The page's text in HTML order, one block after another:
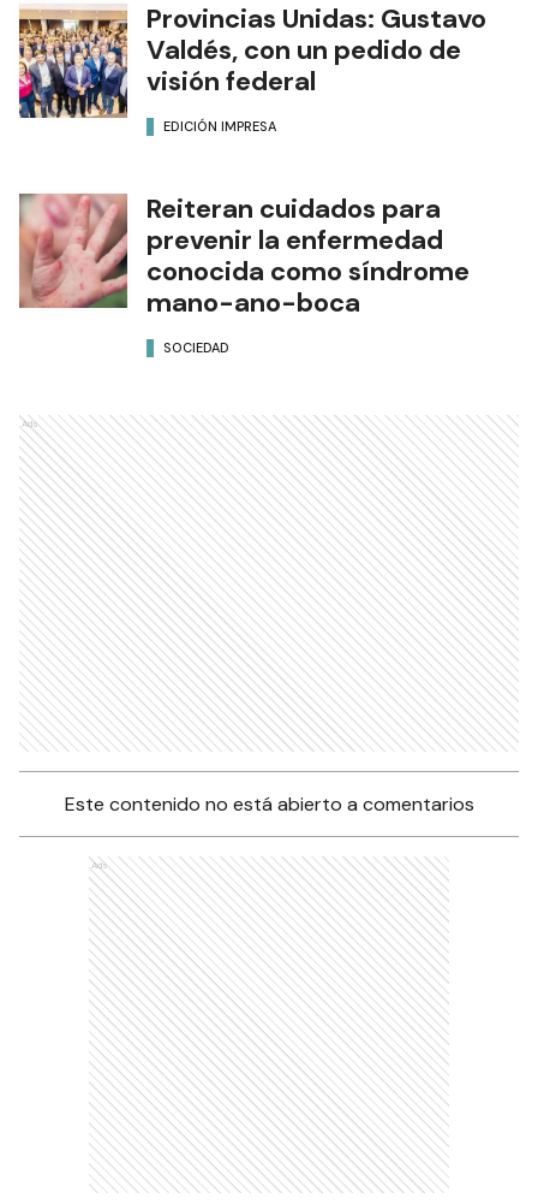
Provincias Unidas: Gustavo
Valdés, con un pedido de
visión federal
EDICIÓN IMPRESA
Reiteran cuidados para
prevenir la enfermedad
conocida como síndrome
mano-ano-boca
SOCIEDAD
Ads
Este contenido no está abierto a comentarios
Ads